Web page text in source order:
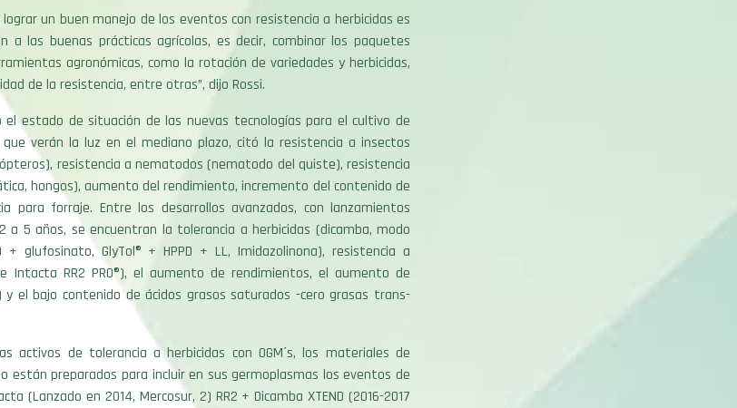
un buen manejo de los eventos con resistencia a herbicidas es
a las buenas prácticas agrícolas, es decir, combinar los paquetes
agronómicas, como la rotación de variedades y herbicidas,
de la resistencia, entre otras”, dijo Rossi.
el estado de situación de las nuevas tecnologías para el cultivo de
verán la luz en el mediano plazo, citó la resistencia a insectos
resistencia a nematodos (nematodo del quiste), resistencia
hongos), aumento del rendimiento, incremento del contenido de
para forraje. Entre los desarrollos avanzados, con lanzamientos
5 años, se encuentran la tolerancia a herbicidas (dicamba, modo
+ glufosinato, GlyTol® + HPPD + LL, Imidazolinona), resistencia a
Intacta RR2 PRO®), el aumento de rendimientos, el aumento de
y el bajo contenido de ácidos grasos saturados -cero grasas trans-
activos de tolerancia a herbicidas con OGM´s, los materiales de
están preparados para incluir en sus germoplasmas los eventos de
(Lanzado en 2014, Mercosur, 2) RR2 + Dicamba XTEND (2016-2017